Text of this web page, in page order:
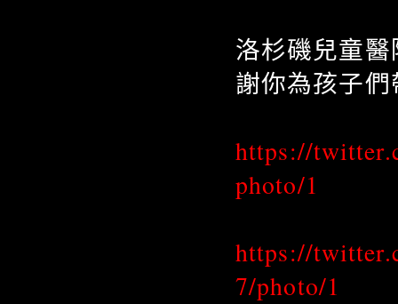
洛杉磯兒童
謝你為孩子
https://
photo/1
https://
7/photo/1